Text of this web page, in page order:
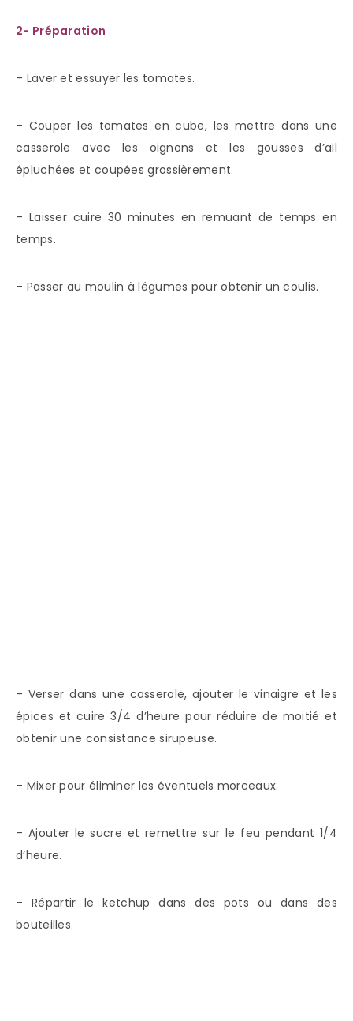
2- Préparation
– Laver et essuyer les tomates.
– Couper les tomates en cube, les mettre dans une
casserole avec les oignons et les gousses d’ail
épluchées et coupées grossièrement.
– Laisser cuire 30 minutes en remuant de temps en
temps.
– Passer au moulin à légumes pour obtenir un coulis.
– Verser dans une casserole, ajouter le vinaigre et les
épices et cuire 3/4 d’heure pour réduire de moitié et
obtenir une consistance sirupeuse.
– Mixer pour éliminer les éventuels morceaux.
– Ajouter le sucre et remettre sur le feu pendant 1/4
d’heure.
– Répartir le ketchup dans des pots ou dans des
bouteilles.